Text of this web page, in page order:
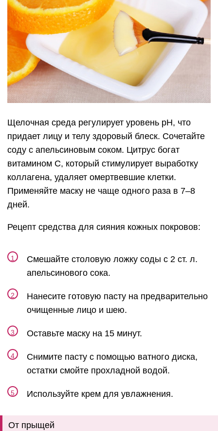
Щелочная среда регулирует уровень рН, что
придает лицу и телу здоровый блеск. Сочетайте
соду с апельсиновым соком. Цитрус богат
витамином С, который стимулирует выработку
коллагена, удаляет омертвевшие клетки.
Применяйте маску не чаще одного раза в 7–8
дней.
Рецепт средства для сияния кожных покровов:
Смешайте столовую ложку соды с 2 ст. л.
апельсинового сока.
Нанесите готовую пасту на предварительно
очищенные лицо и шею.
Оставьте маску на 15 минут.
Снимите пасту с помощью ватного диска,
остатки смойте прохладной водой.
Используйте крем для увлажнения.
От прыщей